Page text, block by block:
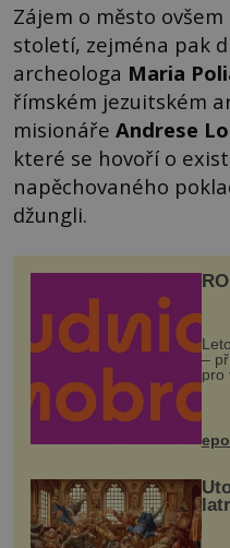
Zájem o město
století, zejména pak
archeologa Maria
římském jezuitském
misionáře Andrese
které se hovoří o
napěchovaného
džungli.
–
pro